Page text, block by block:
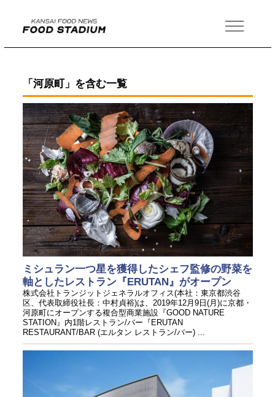
MENU
「河原町」を含む一覧
ミシュラン一つ星を獲得したシェフ監修の野菜を
軸としたレストラン『ERUTAN』がオープン
株式会社トランジットジェネラルオフィス(本社：東京都渋谷
区、代表取締役社長：中村貞裕)は、2019年12月9日(月)に京都・
河原町にオープンする複合型商業施設『GOOD NATURE
STATION』内1階レストラン/バー『ERUTAN
RESTAURANT/BAR (エルタン レストラン/バー) ...